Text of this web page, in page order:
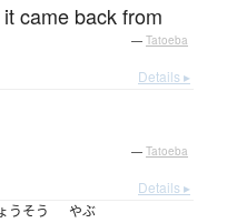
came back from
— Tatoeba
Details ▸
— Tatoeba
Details ▸
うそう やぶ